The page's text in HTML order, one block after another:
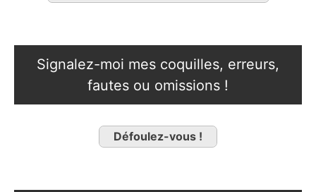
Signalez-moi mes coquilles, erreurs,
fautes ou omissions !
Défoulez-vous !